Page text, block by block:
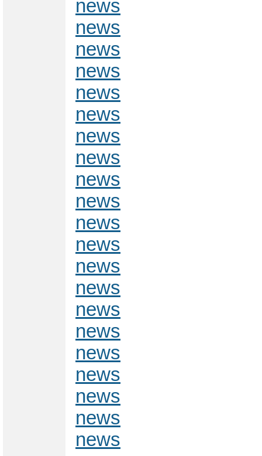
news
news
news
news
news
news
news
news
news
news
news
news
news
news
news
news
news
news
news
news
news